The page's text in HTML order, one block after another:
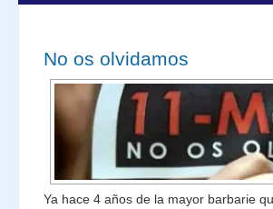
No os olvidamos
Ya hace 4 años de la mayor barbarie